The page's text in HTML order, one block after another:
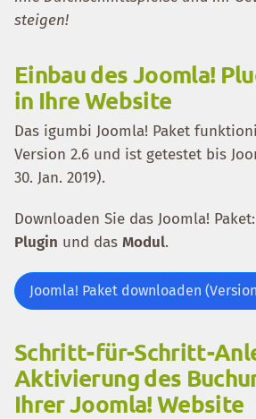
steigen!
Einbau des Joomla!
in Ihre Website
Das igumbi Joomla! Paket
Version 2.6 und ist getestet bis
30. Jan. 2019).
Downloaden Sie das Joomla!
Plugin und das Modul.
Joomla! Paket downloaden
Schritt-für-Schritt-
Aktivierung des
Ihrer Joomla! Website